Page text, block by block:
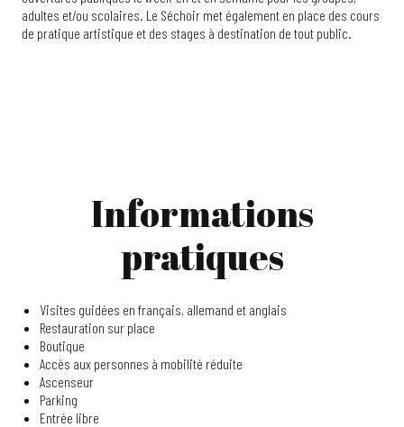
adultes et/ou scolaires. Le Séchoir met également en place des cours
de pratique artistique et des stages à destination de tout public.
Informations
pratiques
Visites guidées en français, allemand et anglais
Restauration sur place
Boutique
Accès aux personnes à mobilité réduite
Ascenseur
Parking
Entrée libre